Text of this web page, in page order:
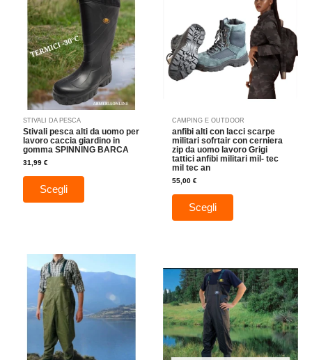
STIVALI DA PESCA
Stivali pesca alti da uomo per
lavoro caccia giardino in
gomma SPINNING BARCA
31,99€
Scegli
ha
Le
opzioni
possono
essere
scelte
nella
del
prodotto
CAMPING E OUTDOOR
anfibi alti con lacci scarpe
militari sofrtair con cerniera
zip da uomo lavoro Grigi
tattici anfibi militari mil- tec
mil tec an
55,00€
Scegli
più
varianti.
Le
opzioni
possono
essere
scelte
del
prodotto
prodotto
ha
più
varianti.
prodotto
ha
più
varianti.
Le
opzioni
possono